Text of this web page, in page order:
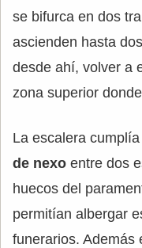
se bifurca en dos
ascienden hasta
desde ahí, volver a
zona superior
La escalera
de nexo entre dos
huecos del
permitían albergar
funerarios. Además